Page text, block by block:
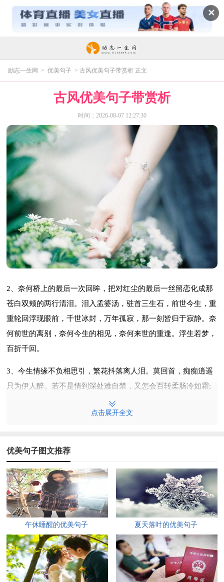
✕
励志一生网 > 优美句子 > 古风优美句子带赏析 正文
古风优美句子带赏析
时间：2026-08-07 12:27:30
2、奈何桥上的最后一次回眸，把对红尘的最后一丝留恋化成那
苍白双颊的两行清泪。泪入孟婆汤，驻首三生石，前世今生，重
重轮回浮现眼前，千世冰封，万年孤寂，那一刻皆归于寂静。奈
何前世的离别，奈何今生的相见，奈何来世的重逢。浮生若梦，
百折千回。
3、今生情缘不负相思引，繁花抖落离人泪。莫回首，痴痴逍遥
只为伊人醉。若不是情到深处难自禁，又怎会百转柔肠冷如霜;
我将就温一壶思念，将往事饮尽;漂泊天涯，只为红颜一笑，却
不尽这滴滴思念，让人肝肠寸断!如真，如假;我痴，我笑。
此岸有梦，彼岸无忧。一朵花开，一梦今生。一朵花谢，一念随
风。云在天上，你在心上。
5、风满楼，月含羞，花影斜移清波皱，波光潋滟柳条柔。借东
风千里寄情，托云烟万缕达意。兰亭渡口，君心知否?凝眸天
涯，旧愁未消，又添新愁。谁念我，月下空瘦。西窗灯花瘦，孤
影纱窗透。春情薄，情难留。
6、欲相守，难相望，人各天涯愁断肠;爱易逝，恨亦长，灯火阑
珊人彷徨;行千山，涉万水，相思路上泪两行;望长空，叹明月，
点击展开全文
优美句子图文推荐
午休睡醒的优美句子 夏天落叶的优美句子